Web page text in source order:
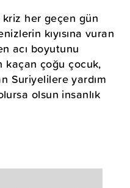
her geçen gün
kıyısına vuran
acı boyutunu
kaçan çoğu çocuk,
Suriyelilere yardım
olsun insanlık